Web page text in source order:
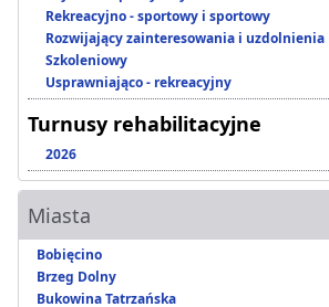
Rekreacyjno - sportowy i sportowy
Rozwijający zainteresowania i uzdolnienia
Szkoleniowy
Usprawniająco - rekreacyjny
Turnusy rehabilitacyjne
2026
Miasta
Bobięcino
Brzeg Dolny
Bukowina Tatrzańska